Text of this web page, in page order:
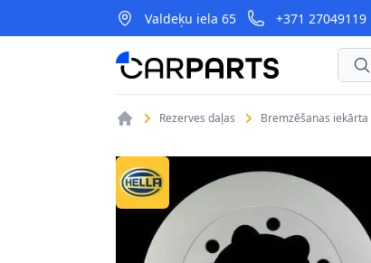
Valdeķu iela 65 +371 27049119
CarParts
Rezerves daļas Bremzēšanas iekārta